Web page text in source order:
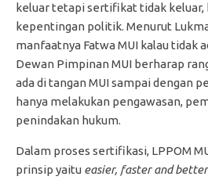
keluar tetapi sertifikat tidak keluar,
kepentingan politik. Menurut
manfaatnya Fatwa MUI kalau tidak
Dewan Pimpinan MUI berharap
ada di tangan MUI sampai dengan
hanya melakukan pengawasan,
penindakan hukum.
Dalam proses sertifikasi, LPPOM
prinsip yaitu easier, faster and better